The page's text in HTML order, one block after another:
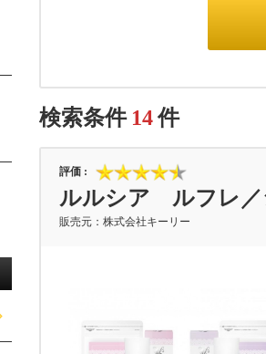
検索条件 14件
ルルシア ルフレ／
株式会社キーリー